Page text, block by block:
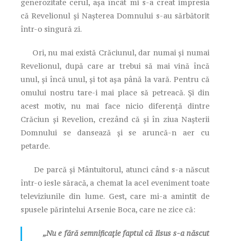
generozitate cerul, aşa încât mi s-a creat impresia
că Revelionul şi Naşterea Domnului s-au sărbătorit
într-o singură zi.
Ori, nu mai există Crăciunul, dar numai şi numai
Revelionul, după care ar trebui să mai vină încă
unul, şi încă unul, şi tot aşa până la vară. Pentru că
omului nostru tare-i mai place să petreacă. Și din
acest motiv, nu mai face nicio diferenţă dintre
Crăciun şi Revelion, crezând că și în ziua Naşterii
Domnului se dansează şi se aruncă-n aer cu
petarde.
De parcă şi Mântuitorul, atunci când s-a născut
într-o iesle săracă, a chemat la acel eveniment toate
televiziunile din lume. Gest, care mi-a amintit de
spusele părintelui Arsenie Boca, care ne zice că:
„Nu e fără semnificaţie faptul că Iisus s-a născut